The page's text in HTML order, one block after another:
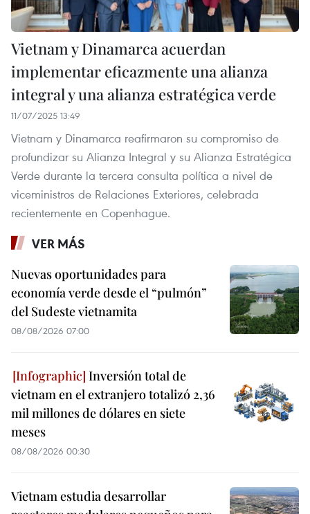
Vietnam y Dinamarca acuerdan
implementar eficazmente una alianza
integral y una alianza estratégica verde
11/07/2025 13:49
Vietnam y Dinamarca reafirmaron su compromiso de
profundizar su Alianza Integral y su Alianza Estratégica
Verde durante la tercera consulta política a nivel de
viceministros de Relaciones Exteriores, celebrada
recientemente en Copenhague.
VER MÁS
Nuevas oportunidades para
economía verde desde el “pulmón”
del Sudeste vietnamita
08/08/2026 07:00
Inversión total de
vietnam en el extranjero totalizó 2,36
mil millones de dólares en siete
meses
08/08/2026 00:30
Vietnam estudia desarrollar